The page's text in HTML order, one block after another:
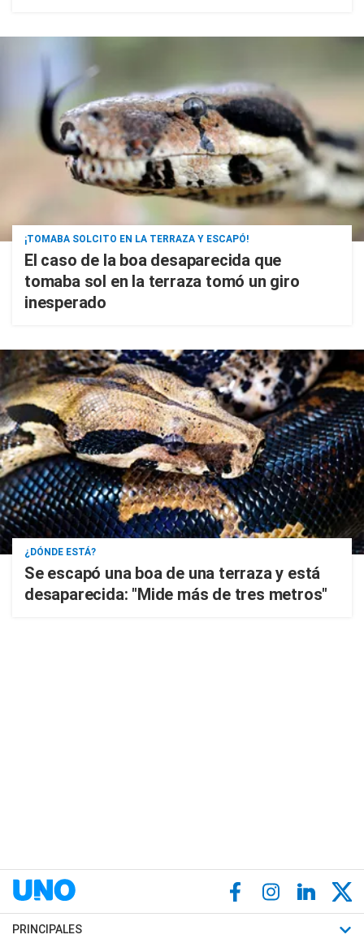
¡TOMABA SOLCITO EN LA TERRAZA Y ESCAPÓ!
El caso de la boa desaparecida que
tomaba sol en la terraza tomó un giro
inesperado
¿DÓNDE ESTÁ?
Se escapó una boa de una terraza y está
desaparecida: "Mide más de tres metros"
PRINCIPALES